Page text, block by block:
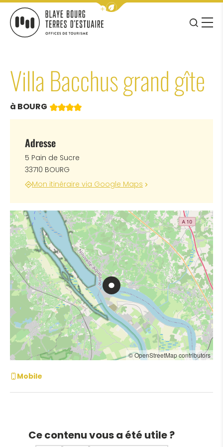
Afficher la barre de navigation
JE
MENU
Villa Bacchus grand gîte
à BOURG 4 étoiles
Adresse
5 Pain de Sucre
33710 BOURG
Mon itinéraire via Google Maps
© OpenStreetMap contributors
Mobile
Ce contenu vous a été utile ?